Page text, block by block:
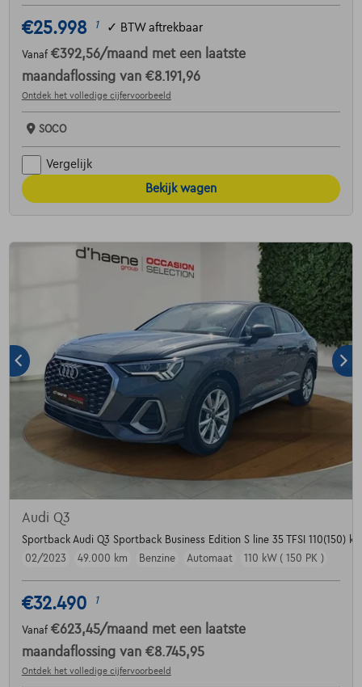
€25.998 1 ✓ BTW aftrekbaar
Vanaf €392,56/maand met een laatste
maandaflossing van €8.191,96
Ontdek het volledige cijfervoorbeeld
SOCO
Vergelijk
Bekijk wagen
Audi Q3
Sportback Audi Q3 Sportback Business Edition S line 35 TFSI 110(150)
02/2023
49.000 km Benzine Automaat 110 kW ( 150 PK )
€32.490 1
Vanaf €623,45/maand met een laatste
maandaflossing van €8.745,95
Ontdek het volledige cijfervoorbeeld